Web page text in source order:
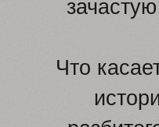
Что